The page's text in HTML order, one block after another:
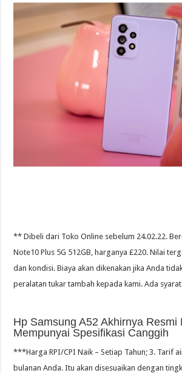
** Dibeli dari Toko Online sebelum 24.02.22.
Note10 Plus 5G 512GB, harganya £220. Nilai
dan kondisi. Biaya akan dikenakan jika Anda
peralatan tukar tambah kepada kami. Ada
Hp Samsung A52 Akhirnya Resmi
Mempunyai Spesifikasi Canggih
***Harga RPI/CPI Naik – Setiap Tahun; 3. Tarif
bulanan Anda. Itu akan disesuaikan dengan